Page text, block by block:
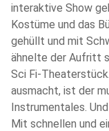
interaktive Show
Kostüme und das
gehüllt und mit
ähnelte der Aufritt
Sci Fi-
ausmacht, ist der
Instrumentales.
Mit schnellen und